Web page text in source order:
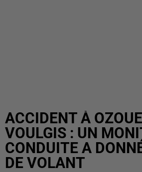
ACCIDENT À
VOULGIS : UN
CONDUITE A
DE VOLANT